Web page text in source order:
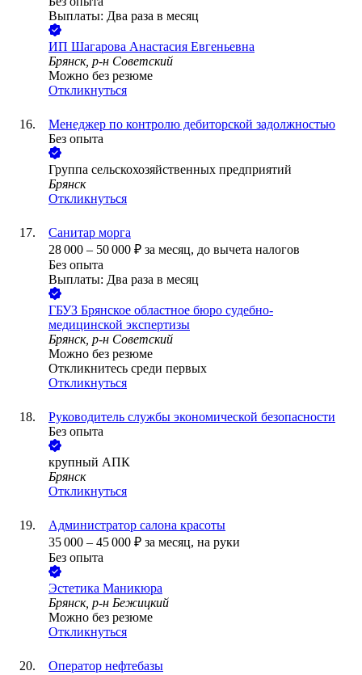
Выплаты: Два раза в месяц
ИП Шагарова Анастасия Евгеньевна
Брянск, р-н Советский
Можно без резюме
Откликнуться
Менеджер по контролю дебиторской задолжностью
Без опыта
Группа сельскохозяйственных предприятий
Брянск
Откликнуться
Санитар морга
28 000 – 50 000 ₽ за месяц, до вычета налогов
Без опыта
Выплаты: Два раза в месяц
ГБУЗ Брянское областное бюро судебно-
медицинской экспертизы
Брянск, р-н Советский
Можно без резюме
Откликнитесь среди первых
Откликнуться
Руководитель службы экономической безопасности
Без опыта
крупный АПК
Брянск
Откликнуться
Администратор салона красоты
35 000 – 45 000 ₽ за месяц, на руки
Без опыта
Эстетика Маникюра
Брянск, р-н Бежицкий
Можно без резюме
Откликнуться
Оператор нефтебазы